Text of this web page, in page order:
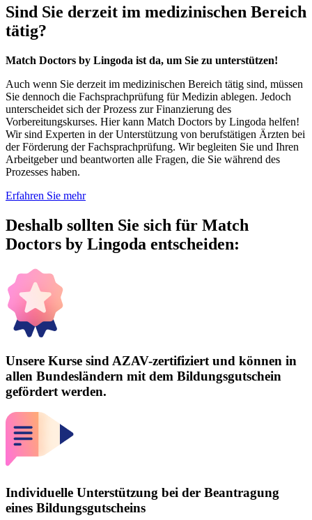
Sind Sie derzeit im medizinischen Bereich
tätig?
Match Doctors by Lingoda ist da, um Sie zu unterstützen!
Auch wenn Sie derzeit im medizinischen Bereich tätig sind, müssen
Sie dennoch die Fachsprachprüfung für Medizin ablegen. Jedoch
unterscheidet sich der Prozess zur Finanzierung des
Vorbereitungskurses. Hier kann Match Doctors by Lingoda helfen!
Wir sind Experten in der Unterstützung von berufstätigen Ärzten bei
der Förderung der Fachsprachprüfung. Wir begleiten Sie und Ihren
Arbeitgeber und beantworten alle Fragen, die Sie während des
Prozesses haben.
Erfahren Sie mehr
Deshalb sollten Sie sich für Match
Doctors by Lingoda entscheiden:
Unsere Kurse sind AZAV-zertifiziert und können in
allen Bundesländern mit dem Bildungsgutschein
gefördert werden.
Individuelle Unterstützung bei der Beantragung
eines Bildungsgutscheins